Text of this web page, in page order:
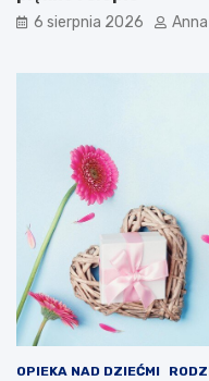
6 sierpnia 2026
OPIEKA NAD DZIEĆMI